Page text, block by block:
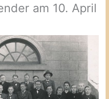
am 10. April